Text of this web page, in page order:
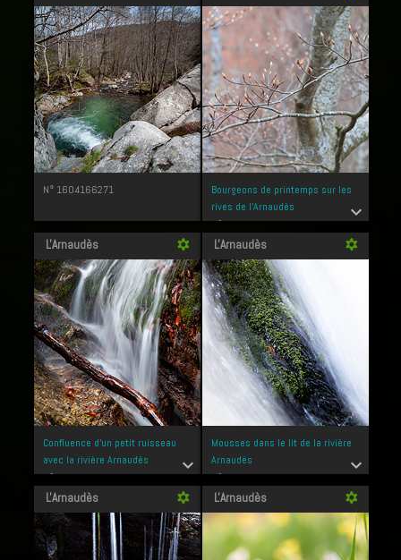
N° 1604166271
expand_more
Bourgeons de printemps sur les
rives de l'Arnaudès
N° 1604166243
filter_vintage
L'Arnaudès
expand_more
Confluence d'un petit ruisseau
avec la rivière Arnaudès
N° 1604166193
filter_vintage
L'Arnaudès
expand_more
Mousses dans le lit de la rivière
Arnaudès
N° 1604166178
filter_vintage
L'Arnaudès filter_vintage
L'Arnaudès